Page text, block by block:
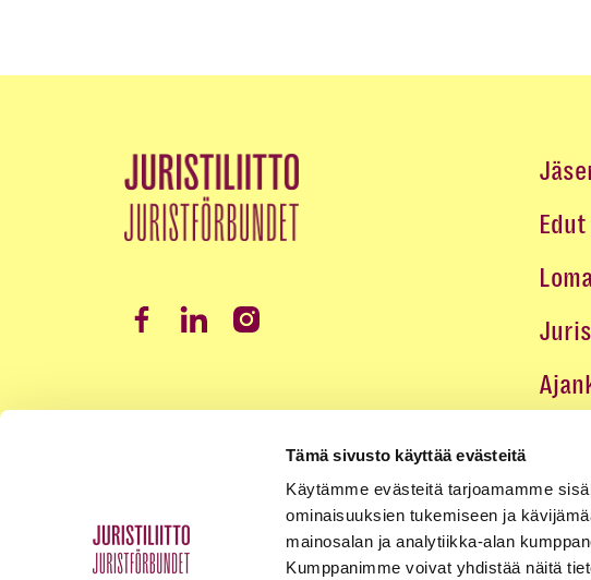
Tämä sivusto käyttää evästeitä
Käytämme evästeitä tarjoamamme
ominaisuuksien tukemiseen ja
mainosalan ja analytiikka-alan
Kumppanimme voivat yhdistää näitä